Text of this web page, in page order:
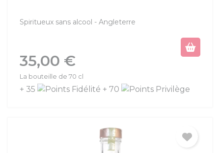
Spiritueux sans alcool Angleterre
Prix
35,00 €
La bouteille de 70 cl
+ 35 + 70